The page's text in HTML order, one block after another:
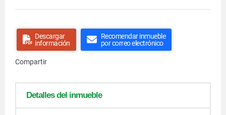
Descargar
información
Recomendar inmueble
por correo electrónico
Compartir
Detalles del inmueble